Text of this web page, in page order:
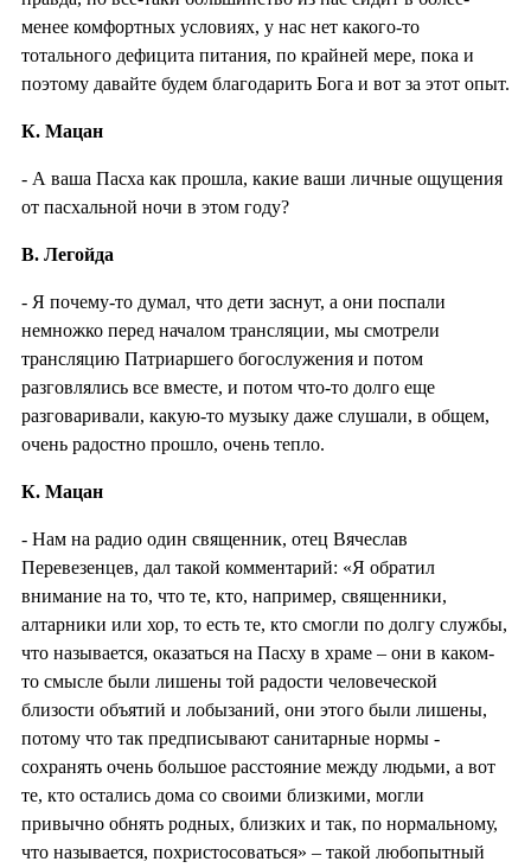
менее комфортных условиях, у нас нет какого-то
тотального дефицита питания, по крайней мере, пока и
поэтому давайте будем благодарить Бога и вот за этот опыт.
К. Мацан
- А ваша Пасха как прошла, какие ваши личные ощущения
от пасхальной ночи в этом году?
В. Легойда
- Я почему-то думал, что дети заснут, а они поспали
немножко перед началом трансляции, мы смотрели
трансляцию Патриаршего богослужения и потом
разговлялись все вместе, и потом что-то долго еще
разговаривали, какую-то музыку даже слушали, в общем,
очень радостно прошло, очень тепло.
К. Мацан
- Нам на радио один священник, отец Вячеслав
Перевезенцев, дал такой комментарий: «Я обратил
внимание на то, что те, кто, например, священники,
алтарники или хор, то есть те, кто смогли по долгу службы,
что называется, оказаться на Пасху в храме – они в каком-
то смысле были лишены той радости человеческой
близости объятий и лобызаний, они этого были лишены,
потому что так предписывают санитарные нормы -
сохранять очень большое расстояние между людьми, а вот
те, кто остались дома со своими близкими, могли
привычно обнять родных, близких и так, по нормальному,
что называется, похристосоваться» – такой любопытный